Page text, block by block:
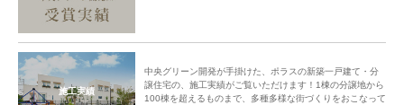
施工実績
中央グリーン開発が手掛けた、ポラスの新築一戸建て・分
譲住宅の、施工実績がご覧いただけます！1棟の分譲地から
100棟を超えるものまで、多種多様な街づくりをおこなって